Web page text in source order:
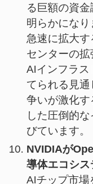
る巨額の資
明らかになり
急速に拡大す
センターの拡
AIインフラス
てられる見
争いが激化
した圧倒的
びています。
NVIDIAが
導体エコシス
AIチップ市場